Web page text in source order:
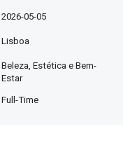
2026-05-05
Lisboa
Beleza, Estética e Bem-
Estar
Full-Time